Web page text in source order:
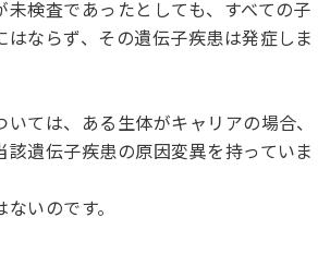
未検査であったとしても、すべての子
ならず、その遺伝子疾患は発症しま
ては、ある生体がキャリアの場合、
該遺伝子疾患の原因変異を持っていま
いのです。